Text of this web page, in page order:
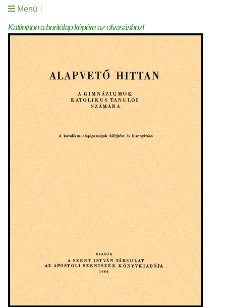
Menü
Kattintson a borítólap képére az olvasáshoz!